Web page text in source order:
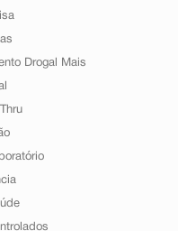
Drogal Mais